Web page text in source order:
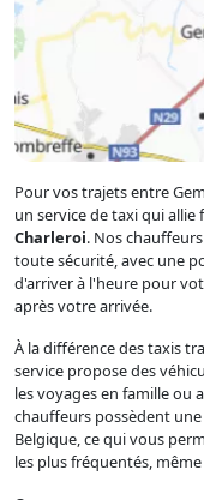
Pour vos trajets entre
un service de taxi qui
Charleroi. Nos
toute sécurité, avec une
d'arriver à l'heure pour
après votre arrivée.
À la différence des taxis
service propose des
les voyages en famille ou
chauffeurs possèdent
Belgique, ce qui vous
les plus fréquentés,